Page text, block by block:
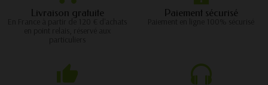
Livraison gratuite Paiement sécurisé